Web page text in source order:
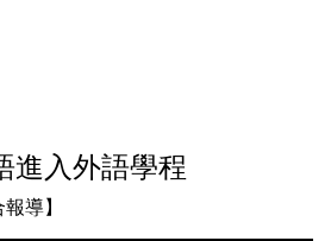
入外語學程
導】